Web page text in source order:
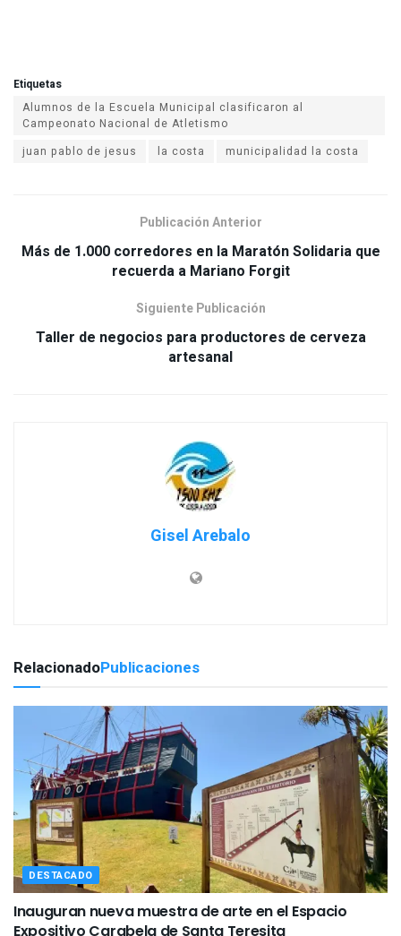
Etiquetas
Alumnos de la Escuela Municipal clasificaron al
Campeonato Nacional de Atletismo
juan pablo de jesus
la costa municipalidad la costa
Publicación Anterior
Más de 1.000 corredores en la Maratón Solidaria que
recuerda a Mariano Forgit
Siguiente Publicación
Taller de negocios para productores de cerveza
artesanal
Gisel Arebalo
RelacionadoPublicaciones
DESTACADO
Inauguran nueva muestra de arte en el Espacio
Expositivo Carabela de Santa Teresita